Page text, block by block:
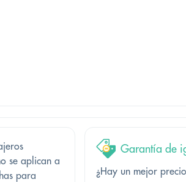
se aplican a
para
Garantía de
¿Hay un mejor